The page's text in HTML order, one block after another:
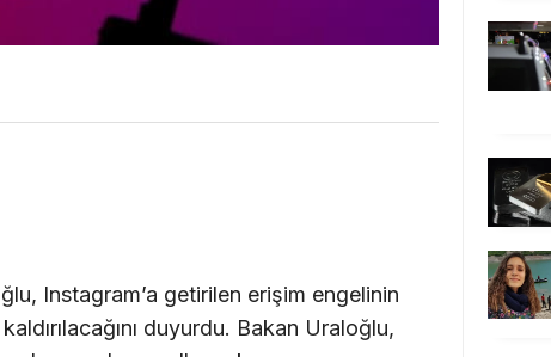
Instagram’a getirilen erişim engelinin
duyurdu. Bakan Uraloğlu,